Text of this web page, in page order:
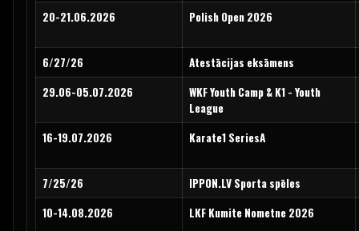
20-21.06.2026 Polish Open 2026
6/27/26
Atestācijas eksāmens
29.06-05.07.2026
WKF Youth Camp & K1 - Youth
League
16-19.07.2026
Karate1 SeriesA
7/25/26
IPPON.LV Sporta spēles
10-14.08.2026
LKF Kumite Nometne 2026